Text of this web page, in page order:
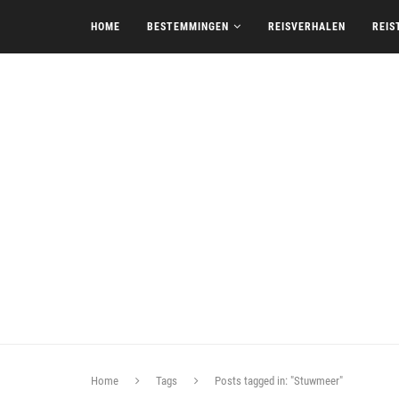
HOME BESTEMMINGEN REISVERHALEN
Home Tags Posts tagged in: "Stuwmeer"